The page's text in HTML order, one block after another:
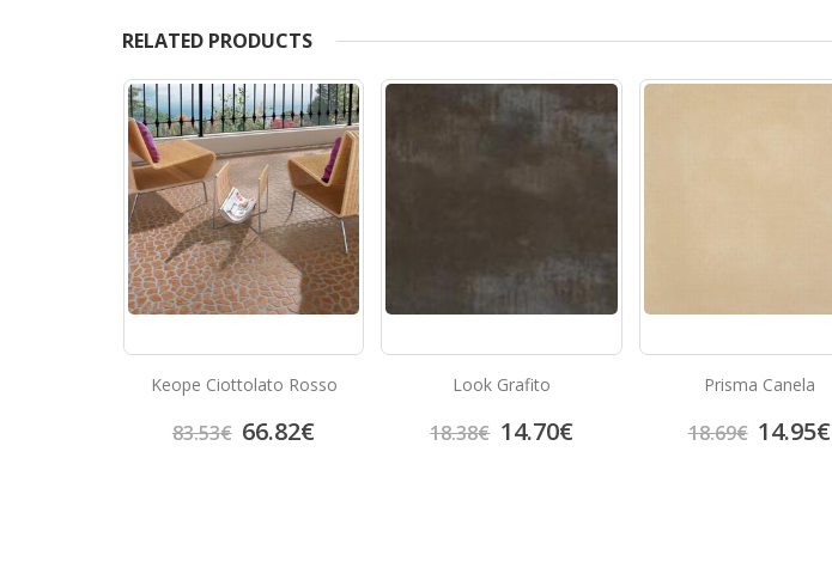
RELATED PRODUCTS
Keope Ciottolato Rosso
83.53€ 66.82€
Look Grafito
18.38€ 14.70€
Prisma Canela
18.69€ 14.95€